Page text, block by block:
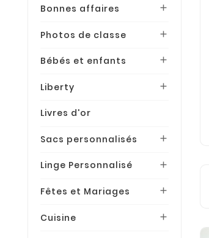
Bonnes affaires 
Photos de classe 
Bébés et enfants 
Liberty 
Livres d'or
Sacs personnalisés 
Linge Personnalisé 
Fêtes et Mariages 
Cuisine 